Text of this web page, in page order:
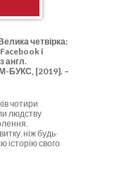
четвірка:
Facebookі
англ.
БУКС, [2019]. –
чотири
людству
ніж будь-
історію свого